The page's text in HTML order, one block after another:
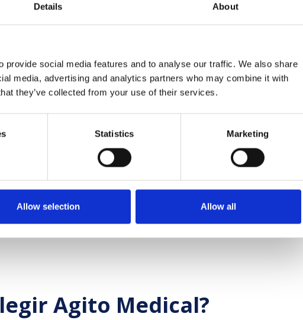
Details About
social media features and to analyse our traffic. We also share
media, advertising and analytics partners who may combine it with
they’ve collected from your use of their services.
Statistics Marketing
Allow selection Allow all
Agito Medical?